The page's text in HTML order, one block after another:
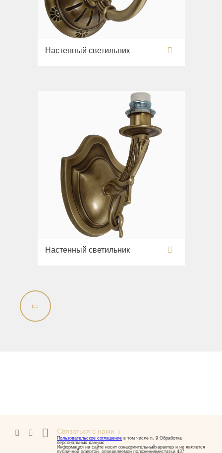
Настенный светильник
Настенный светильник
Связаться с нами
Пользовательское соглашение в том числе п. 9 Обработка
персональных данных
Информация на сайте носит ознакомительныйхарактер и не является
публичной офертой, определяемой положениямистатьи 437